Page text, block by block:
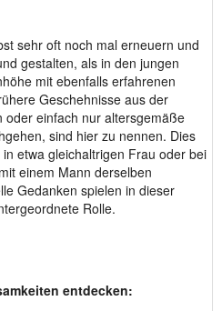
sehr oft noch mal erneuern und
gestalten, als in den jungen
mit ebenfalls erfahrenen
Geschehnisse aus der
oder einfach nur altersgemäße
sind hier zu nennen. Dies
etwa gleichaltrigen Frau oder bei
einem Mann derselben
Gedanken spielen in dieser
Rolle.
entdecken: